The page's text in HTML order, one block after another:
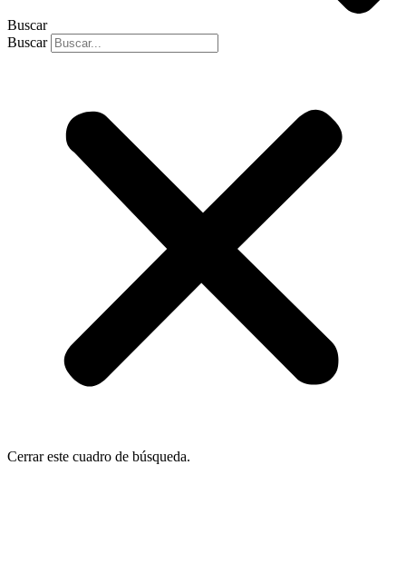
Buscar
Buscar
Cerrar este cuadro de búsqueda.